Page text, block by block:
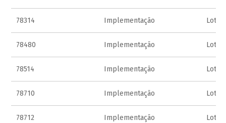
78314 Implementação Lote A
78480 Implementação Lote A
78514 Implementação Lote A
78710 Implementação Lote A
78712 Implementação Lote A